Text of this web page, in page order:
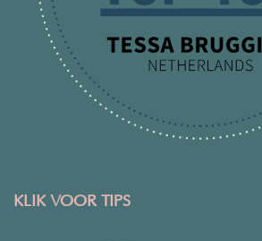
KLIK VOOR TIPS